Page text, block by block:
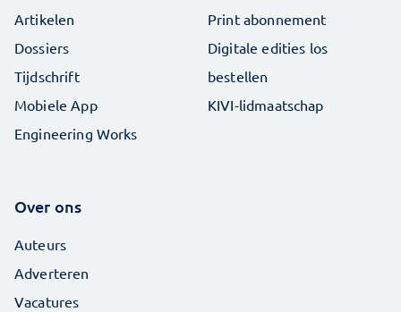
Artikelen
Dossiers
Tijdschrift
Mobiele App
Engineering Works
Print abonnement
Digitale edities los
bestellen
KIVI-lidmaatschap
Over ons
Auteurs
Adverteren
Vacatures